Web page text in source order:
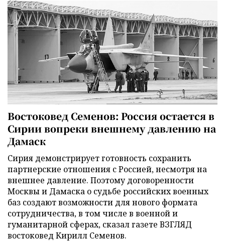
Востоковед Семенов: Россия остается в
Сирии вопреки внешнему давлению на
Дамаск
Сирия демонстрирует готовность сохранить
партнерские отношения с Россией, несмотря на
внешнее давление. Поэтому договоренности
Москвы и Дамаска о судьбе российских военных
баз создают возможности для нового формата
сотрудничества, в том числе в военной и
гуманитарной сферах, сказал газете ВЗГЛЯД
востоковед Кирилл Семенов.